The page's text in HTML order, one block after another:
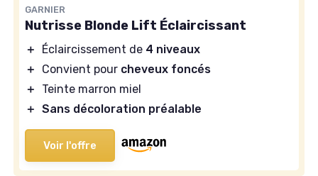
GARNIER
Nutrisse Blonde Lift Éclaircissant
＋ Éclaircissement de 4 niveaux
＋
Convient pour cheveux foncés
＋
Teinte marron miel
＋ Sans décoloration préalable
Voir l'offre